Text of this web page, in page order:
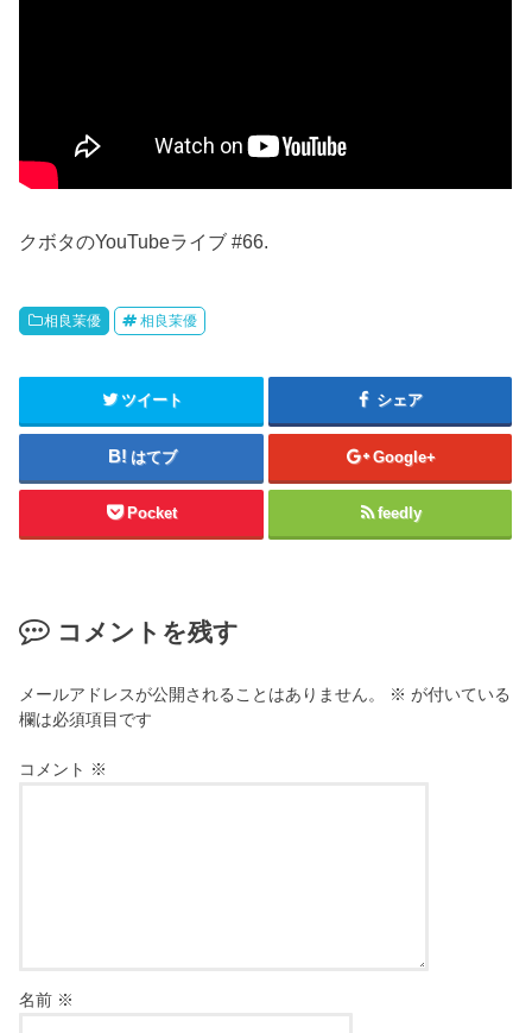
クボタのYouTubeライブ #66.
相良茉優 相良茉優
ツイート シェア
はてブ Google+
Pocket feedly
コメントを残す
メールアドレスが公開されることはありません。 ※ が付いている
欄は必須項目です
コメント ※
名前 ※